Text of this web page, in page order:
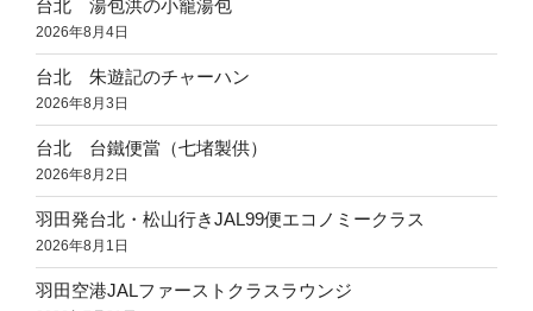
台北 湯包洪の小籠湯包
2026年8月4日
台北 朱遊記のチャーハン
2026年8月3日
台北 台鐵便當（七堵製供）
2026年8月2日
羽田発台北・松山行きJAL99便エコノミークラス
2026年8月1日
羽田空港JALファーストクラスラウンジ